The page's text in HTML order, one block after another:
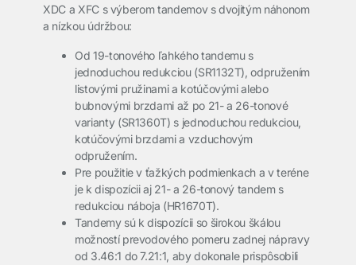
XDC a XFC s výberom tandemov s dvojitým náhonom
a nízkou údržbou:
Od 19-tonového ľahkého tandemu s
jednoduchou redukciou (SR1132T), odpružením
listovými pružinami a kotúčovými alebo
bubnovými brzdami až po 21- a 26-tonové
varianty (SR1360T) s jednoduchou redukciou,
kotúčovými brzdami a vzduchovým
odpružením.
Pre použitie v ťažkých podmienkach a v teréne
je k dispozícii aj 21- a 26-tonový tandem s
redukciou náboja (HR1670T).
Tandemy sú k dispozícii so širokou škálou
možností prevodového pomeru zadnej nápravy
od 3.46:1 do 7.21:1, aby dokonale prispôsobili